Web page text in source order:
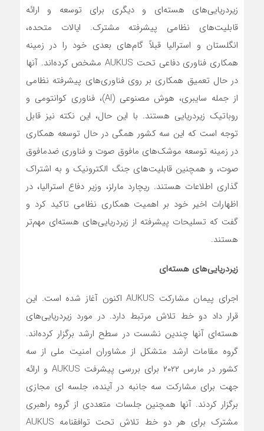
زیردریایی‌های ‌هسته‌ای و دیگری برای توسعه و ارائه
قابلیت‌های نظامی پیشرفته مشترک. ایالات متحده،
انگلستان و استرالیا قبلاً گام‌های بعدی خود را در زمینه
همکاری فناوری دفاعی تحت AUKUS مشخص کرده‌اند. آنها
در حال تعمیق همکاری بر روی فناوری‌های پیشرفته نظامی
از جمله سایبری، هوش مصنوعی (AI)، فناوری کوانتومی و
روباتیک زیردریایی هستند. با این حال، این نکته نیز قابل
توجه است که این سه کشور همگی در حال توسعه همکاری
در زمینه توسعه موشک‌های مافوق صوت و فناوری ضدمافوق
صوت، و همچنین قابلیت‌های جنگ الکترونیک و به اشتراک
گذاری اطلاعات هستند. ریچارد مارلز، وزیر دفاع استرالیا، در
اظهارات اخیر خود بر اهمیت همکاری نظامی تاکید کرد و
گفت که تسلیحات پیشرفته از زیردریایی‌های هسته‌ای مهم‌تر
هستند.
زیردریایی‌های ‌هسته‌ای
اجرای پیمان مشارکت AUKUS اکنون آغاز شده است. این
قرار داد دو خط تلاش مرتبط دارد. در مورد زیردریایی‌های
‌هسته‌ای آنها چندین نشست در سطح ارشد برگزار کرده‌اند.
گروه مقامات ارشد متشکل از مشاوران امنیت ملی از سه
کشور در مارس ۲۰۲۲ برای بررسی پیشرفت AUKUS و ارائه
جهت برای مشارکت سه جانبه در آینده، جلسه ای مجازی
برگزار کردند. آنها همچنین جلسات متعددی از گروه راهبری
مشترک برای هر دو خط تلاش تحت توافقنامه AUKUS